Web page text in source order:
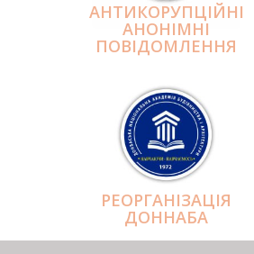
АНТИКОРУПЦІЙНІ
АНОНІМНІ
ПОВІДОМЛЕННЯ
РЕОРГАНІЗАЦІЯ
ДОННАБА